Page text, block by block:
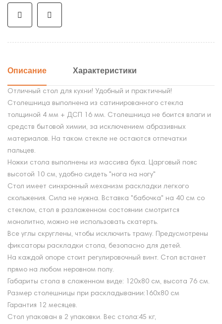
Описание Характеристики
Отличный стол для кухни! Удобный и практичный!
Столешница выполнена из сатинированного стекла
толщиной 4 мм + ДСП 16 мм. Столешница не боится влаги и
средств бытовой химии, за исключением абразивных
материалов. На таком стекле не остаются отпечатки
пальцев.
Ножки стола выполнены из массива бука. Царговый пояс
высотой 10 см, удобно сидеть "нога на ногу"
Стол имеет синхронный механизм раскладки легкого
скольжения. Сила не нужна. Вставка "бабочка" на 40 см со
стеклом, стол в разложенном состоянии смотрится
монолитно, можно не использовать скатерть.
Все углы скруглены, чтобы исключить траму. Предусмотрены
фиксаторы раскладки стола, безопасно для детей.
На каждой опоре стоит регулировочный винт. Стол встанет
прямо на любом неровном полу.
Габариты стола в сложенном виде: 120х80 см, высота 76 см.
Размер столешницы при раскладывании:160х80 см
Гарантия 12 месяцев.
Стол упакован в 2 упаковки. Вес стола:45 кг,